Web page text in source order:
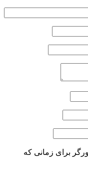
برای زمانی که